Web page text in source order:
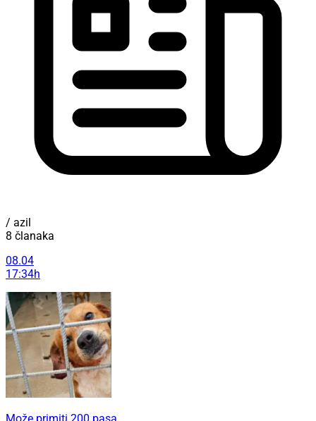
/ azil
8 članaka
08.04
17:34h
Može primiti 200 pasa